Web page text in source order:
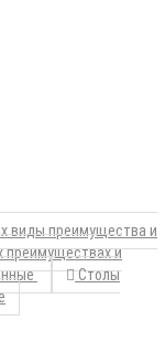
виды преимущества и
и
Столы